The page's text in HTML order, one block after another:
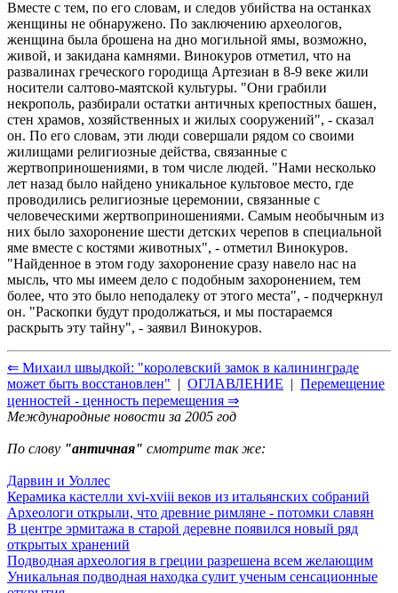
Вместе с тем, по его словам, и следов убийства на останках
женщины не обнаружено. По заключению археологов,
женщина была брошена на дно могильной ямы, возможно,
живой, и закидана камнями. Винокуров отметил, что на
развалинах греческого городища Артезиан в 8-9 веке жили
носители салтово-маятской культуры. "Они грабили
некрополь, разбирали остатки античных крепостных башен,
стен храмов, хозяйственных и жилых сооружений", - сказал
он. По его словам, эти люди совершали рядом со своими
жилищами религиозные действа, связанные с
жертвоприношениями, в том числе людей. "Нами несколько
лет назад было найдено уникальное культовое место, где
проводились религиозные церемонии, связанные с
человеческими жертвоприношениями. Самым необычным из
них было захоронение шести детских черепов в специальной
яме вместе с костями животных", - отметил Винокуров.
"Найденное в этом году захоронение сразу навело нас на
мысль, что мы имеем дело с подобным захоронением, тем
более, что это было неподалеку от этого места", - подчеркнул
он. "Раскопки будут продолжаться, и мы постараемся
раскрыть эту тайну", - заявил Винокуров.
⇐ Михаил швыдкой: "королевский замок в калининграде
может быть восстановлен" | ОГЛАВЛЕНИЕ | Перемещение
ценностей - ценность перемещения ⇒
Международные новости за 2005 год
По слову "античная" смотрите так же:
Дарвин и Уоллес
Керамика кастелли xvi-xviii веков из итальянских собраний
Археологи открыли, что древние римляне - потомки славян
В центре эрмитажа в старой деревне появился новый ряд
открытых хранений
Подводная археология в греции разрешена всем желающим
Уникальная подводная находка сулит ученым сенсационные